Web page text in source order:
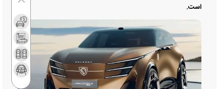
است.